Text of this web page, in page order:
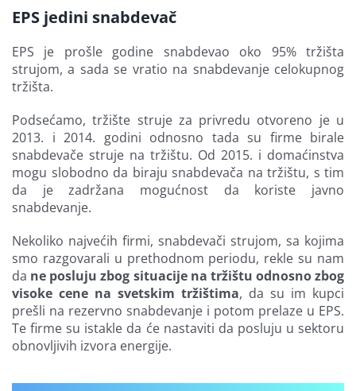
EPS jedini snabdevač
EPS je prošle godine snabdevao oko 95% tržišta
strujom, a sada se vratio na snabdevanje celokupnog
tržišta.
Podsećamo, tržište struje za privredu otvoreno je u
2013. i 2014. godini odnosno tada su firme birale
snabdevače struje na tržištu. Od 2015. i domaćinstva
mogu slobodno da biraju snabdevača na tržištu, s tim
da je zadržana mogućnost da koriste javno
snabdevanje.
Nekoliko najvećih firmi, snabdevači strujom, sa kojima
smo razgovarali u prethodnom periodu, rekle su nam
da ne posluju zbog situacije na tržištu odnosno zbog
visoke cene na svetskim tržištima, da su im kupci
prešli na rezervno snabdevanje i potom prelaze u EPS.
Te firme su istakle da će nastaviti da posluju u sektoru
obnovljivih izvora energije.